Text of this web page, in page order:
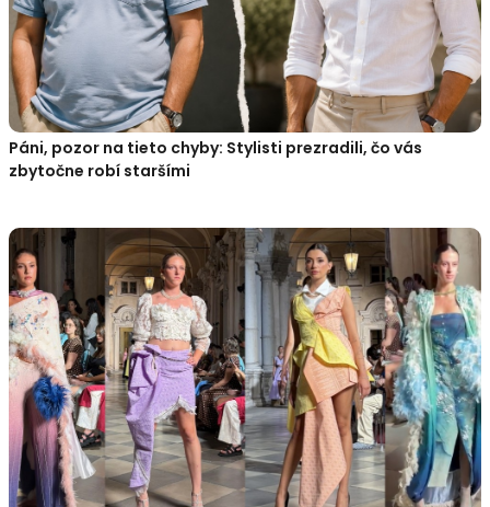
Páni, pozor na tieto chyby: Stylisti prezradili, čo vás
zbytočne robí staršími